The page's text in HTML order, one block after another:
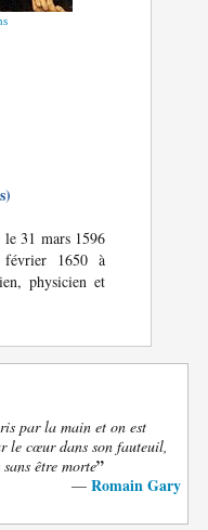
le 31 mars 1596
1650 à
physicien et
par la main et on est
le cœur dans son fauteuil,
être morte”
— Romain Gary